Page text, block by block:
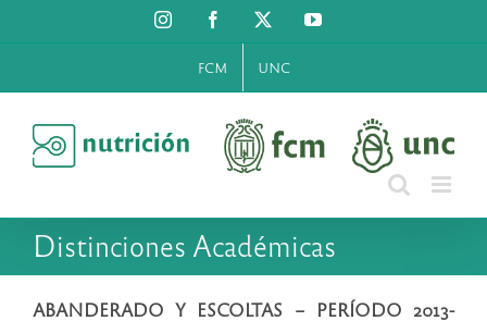
al
InstagramFacebook YouTube
FCM UNC
Distinciones Académicas
ABANDERADO Y ESCOLTAS – PERÍODO 2013-